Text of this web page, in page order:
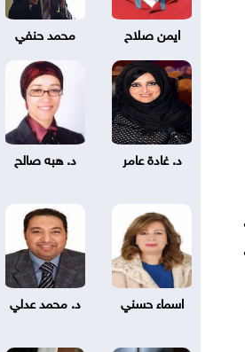
ايمن صلاح محمد حنفي
د. غادة عامر د. هبه صالح
اسماء حسني د. محمد عدلي